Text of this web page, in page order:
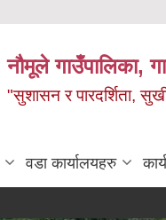
नौमूले गाउँपालिका,
"सुशासन र पारदर्शिता,
वडा कार्यालयहरु